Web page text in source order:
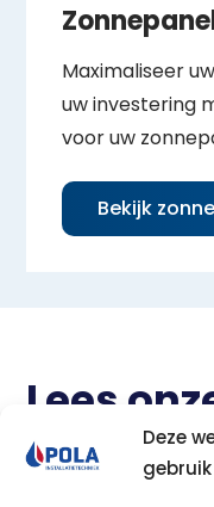
Deze
Maximaliseer
uw investering
voor uw
Bekijk
Lees
reviews